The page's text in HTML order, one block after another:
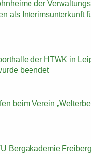
der
als In­te­rims­un­ter­kunft
der HTWK in
be­en­det
beim Ver­ein
Berg­aka­de­mie